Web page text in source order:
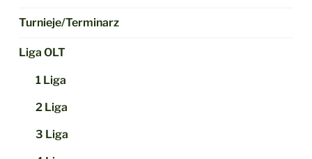
Turnieje/Terminarz
Liga OLT
1 Liga
2 Liga
3 Liga